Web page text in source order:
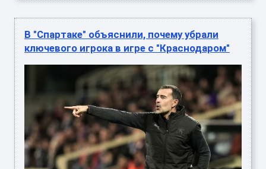
В "Спартаке" объяснили, почему убрали
ключевого игрока в игре с "Краснодаром"